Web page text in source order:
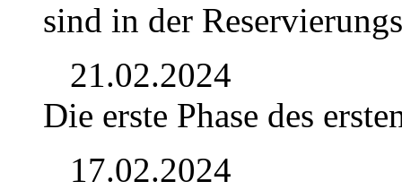
sind in der
21.02.2024
Die erste Phase des
17.02.2024